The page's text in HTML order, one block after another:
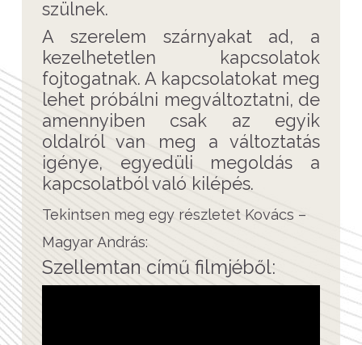
szülnek.
A szerelem szárnyakat ad, a
kezelhetetlen kapcsolatok
fojtogatnak. A kapcsolatokat meg
lehet próbálni megváltoztatni, de
amennyiben csak az egyik
oldalról van meg a változtatás
igénye, egyedüli megoldás a
kapcsolatból való kilépés.
Tekintsen meg egy részletet Kovács –
Magyar András:
Szellemtan című filmjéből: